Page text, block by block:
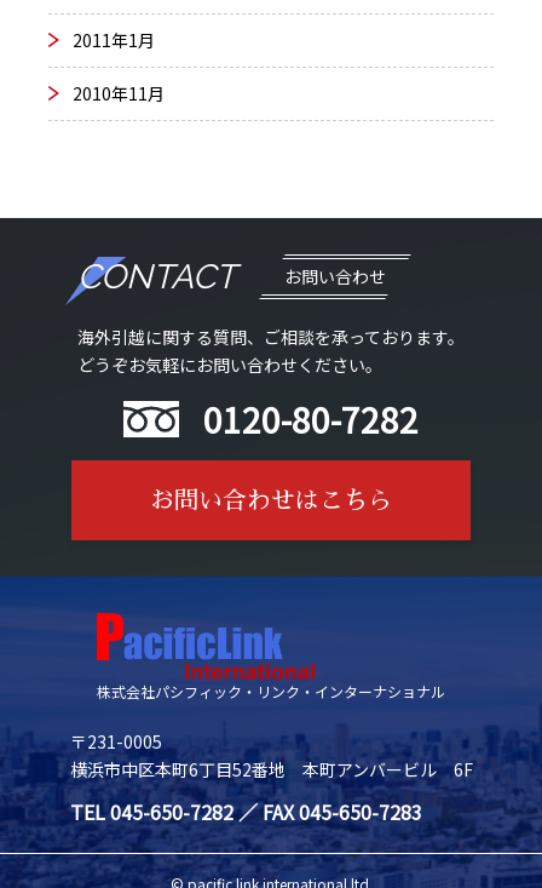
2011年1月
2010年11月
CONTACT お問い合わせ
海外引越に関する質問、ご相談を承っております。
どうぞお気軽にお問い合わせください。
0120-80-7282
お問い合わせはこちら
株式会社パシフィック・リンク・インターナショナル
〒231-0005
横浜市中区本町6丁目52番地 本町アンバービル 6F
TEL 045-650-7282 ／ FAX 045-650-7283
© pacific link international ltd.